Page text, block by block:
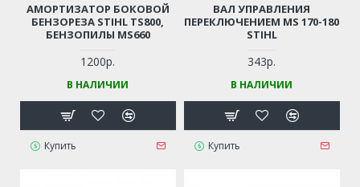
АМОРТИЗАТОР БОКОВОЙ
БЕНЗОРЕЗА STIHL TS800,
БЕНЗОПИЛЫ MS660
1200р.
В НАЛИЧИИ
Купить
ВАЛ УПРАВЛЕНИЯ
ПЕРЕКЛЮЧЕНИЕМ MS 170-180
STIHL
343р.
В НАЛИЧИИ
Купить